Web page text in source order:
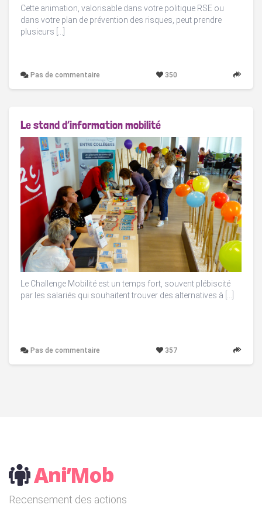
Cette animation, valorisable dans votre politique RSE ou
dans votre plan de prévention des risques, peut prendre
plusieurs […]
Pas de commentaire 350
Le stand d’information mobilité
Le Challenge Mobilité est un temps fort, souvent plébiscité
par les salariés qui souhaitent trouver des alternatives à […]
Pas de commentaire 357
Recensement des actions